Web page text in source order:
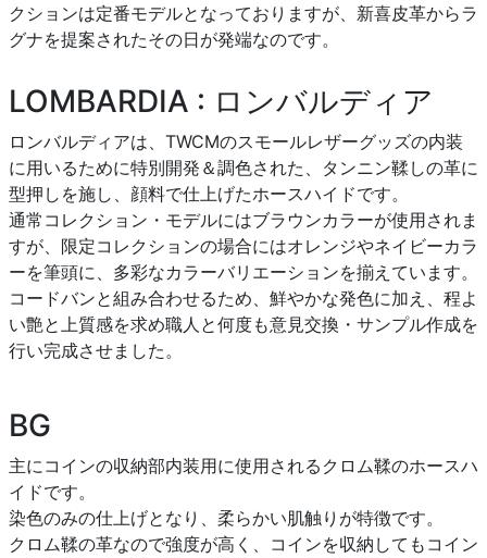
クションは定番モデルとなっておりますが、新喜皮革からラ
グナを提案されたその日が発端なのです。
LOMBARDIA : ロンバルディア
ロンバルディアは、TWCMのスモールレザーグッズの内装
に用いるために特別開発＆調色された、タンニン鞣しの革に
型押しを施し、顔料で仕上げたホースハイドです。
通常コレクション・モデルにはブラウンカラーが使用されま
すが、限定コレクションの場合にはオレンジやネイビーカラ
ーを筆頭に、多彩なカラーバリエーションを揃えています。
コードバンと組み合わせるため、鮮やかな発色に加え、程よ
い艶と上質感を求め職人と何度も意見交換・サンプル作成を
行い完成させました。
BG
主にコインの収納部内装用に使用されるクロム鞣のホースハ
イドです。
染色のみの仕上げとなり、柔らかい肌触りが特徴です。
クロム鞣の革なので強度が高く、コインを収納してもコイン